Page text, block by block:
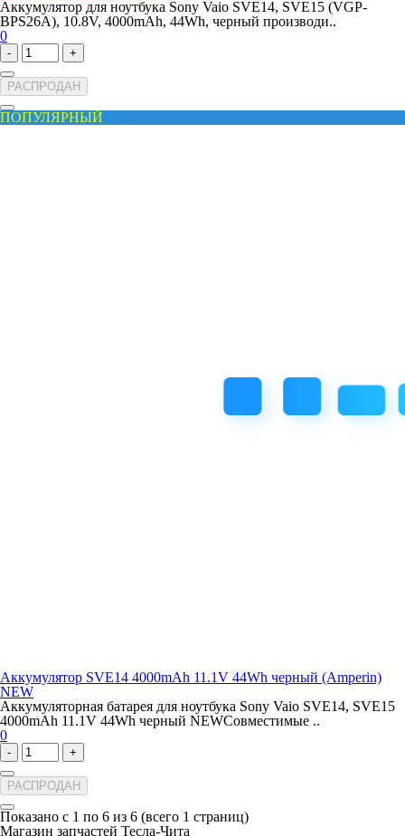
Аккумулятор для ноутбука Sony Vaio SVE14, SVE15 (VGP-
BPS26A), 10.8V, 4000mAh, 44Wh, черный производи..
0
- +
РАСПРОДАН
ПОПУЛЯРНЫЙ
Аккумулятор SVE14 4000mAh 11.1V 44Wh черный (Amperin)
NEW
Аккумуляторная батарея для ноутбука Sony Vaio SVE14, SVE15
4000mAh 11.1V 44Wh черный NEWСовместимые ..
0
- +
РАСПРОДАН
Показано с 1 по 6 из 6 (всего 1 страниц)
Магазин запчастей Тесла-Чита